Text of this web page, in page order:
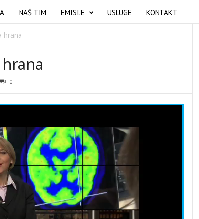
NAŠ TIM EMISIJE USLUGE KONTAKT
hrana
0